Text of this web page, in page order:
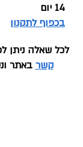
14 יום
בכפוף לתקנון
לכל שאלה ניתן
קשר באתר